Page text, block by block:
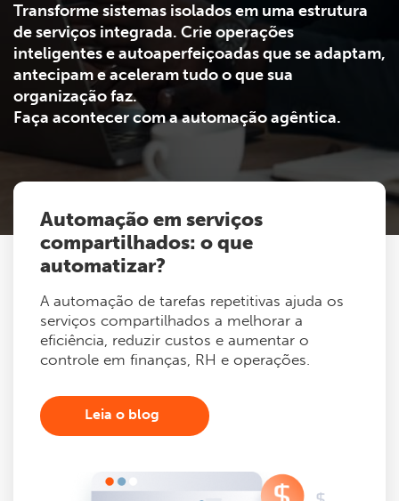
Transforme sistemas isolados em uma estrutura
de serviços integrada. Crie operações
inteligentes e autoaperfeiçoadas que se adaptam,
antecipam e aceleram tudo o que sua
organização faz.
Faça acontecer com a automação agêntica.
Automação em serviços
compartilhados: o que
automatizar?
A automação de tarefas repetitivas ajuda os
serviços compartilhados a melhorar a
eficiência, reduzir custos e aumentar o
controle em finanças, RH e operações.
Leia o blog